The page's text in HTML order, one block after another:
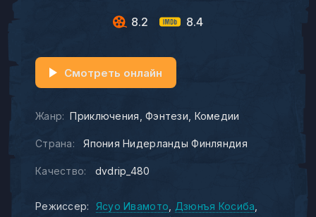
8.2 8.4
Жанр: Приключения Фэнтези Комедии
Страна: Япония Нидерланды Финляндия
Качество: dvdrip_480
Смотреть онлайн
Режиссер: Ясуо Ивамото
Дзюнъя Косиба